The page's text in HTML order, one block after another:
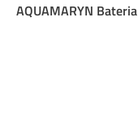
AQUAMARYN